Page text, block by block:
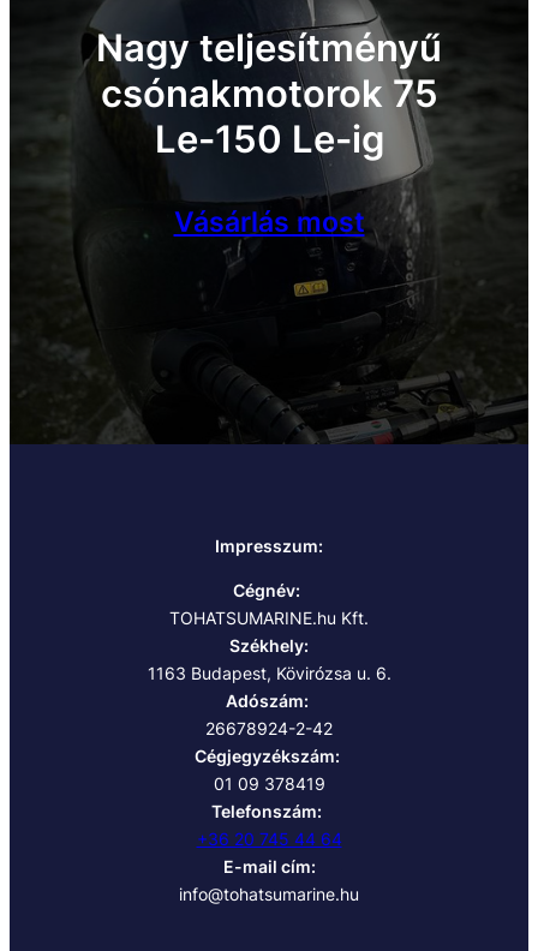
Nagy teljesítményű
csónakmotorok 75
Le-150 Le-ig
Vásárlás most
Impresszum:
Cégnév:
TOHATSUMARINE.hu Kft.
Székhely:
1163 Budapest, Kövirózsa u. 6.
Adószám:
26678924-2-42
Cégjegyzékszám:
01 09 378419
Telefonszám:
+36 20 745 44 64
E-mail cím:
info@tohatsumarine.hu